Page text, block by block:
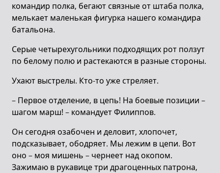
командир полка, бегают связные от штаба полка,
мелькает маленькая фигурка нашего командира
батальона.
Серые четырехугольники подходящих рот ползут
по белому полю и растекаются в разные стороны.
Ухают выстрелы. Кто-то уже стреляет.
– Первое отделение, в цепь! На боевые позиции –
шагом марш! – командует Филиппов.
Он сегодня озабочен и деловит, хлопочет,
подсказывает, ободряет. Мы лежим в цепи. Вот
оно – моя мишень – чернеет над окопом.
Зажимаю в рукавице три драгоценных патрона,